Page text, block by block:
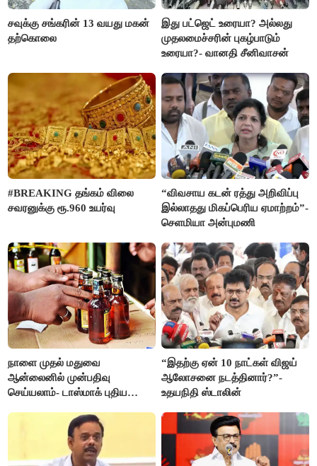
சவுக்கு சங்கரின் 13 வயது மகன்
தற்கொலை
இது பட்ஜெட் உரையா? அல்லது
முதலமைச்சரின் புகழ்பாடும்
உரையா?- வானதி சீனிவாசன்
#BREAKING தங்கம் விலை
சவரனுக்கு ரூ.960 உயர்வு
“விவசாய கடன் ரத்து அறிவிப்பு
இல்லாதது மிகப்பெரிய ஏமாற்றம்”-
செளமியா அன்புமணி
நாளை முதல் மதுவை
ஆன்லைனில் முன்பதிவு
செய்யலாம்- டாஸ்மாக் புதிய
“இதற்கு ஏன் 10 நாட்கள் விஜய்
ஆலோசனை நடத்தினார்?”-
உதயநிதி ஸ்டாலின்